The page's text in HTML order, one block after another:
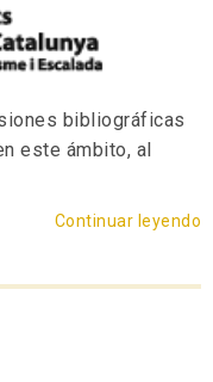
bibliográficas
este ámbito, al
Continuar leyendo